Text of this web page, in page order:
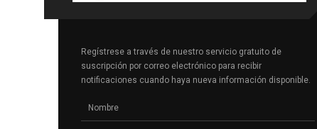
Regístrese a través de nuestro servicio gratuito de
suscripción por correo electrónico para recibir
notificaciones cuando haya nueva información disponible.